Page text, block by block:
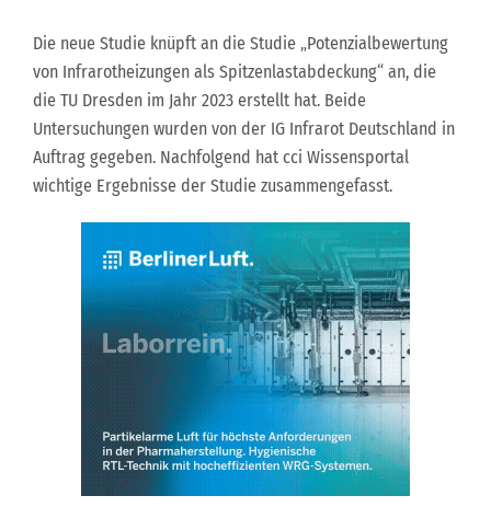
Die neue Studie knüpft an die Studie „Potenzialbewertung
von Infrarotheizungen als Spitzenlastabdeckung“ an, die
die TU Dresden im Jahr 2023 erstellt hat. Beide
Untersuchungen wurden von der IG Infrarot Deutschland in
Auftrag gegeben. Nachfolgend hat cci Wissensportal
wichtige Ergebnisse der Studie zusammengefasst.